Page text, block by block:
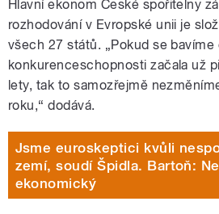
Hlavní ekonom České spořitelny
rozhodování v Evropské unii je
všech 27 států. „Pokud se
konkurenceschopnosti začala už
lety, tak to samozřejmě
roku,“ dodává.
Jsme euroskeptici kvůli
zemí, soudí Špidla. Bartoň:
ekonomický